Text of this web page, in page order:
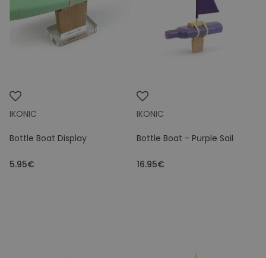
IKONIC
Bottle Boat Display
5.95€
IKONIC
Bottle Boat - Purple Sail
16.95€